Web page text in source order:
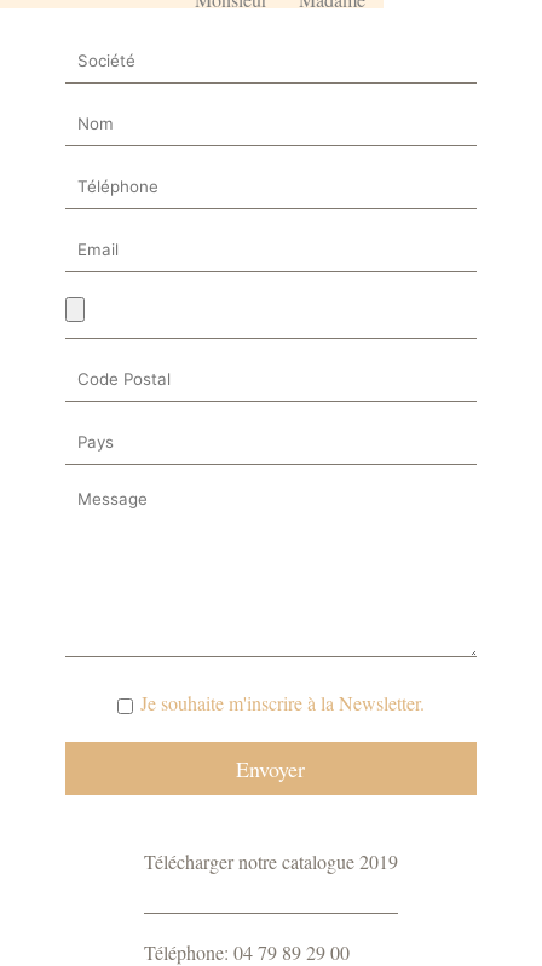
Je souhaite m'inscrire à la Newsletter.
Télécharger notre catalogue 2019
Téléphone: 04 79 89 29 00